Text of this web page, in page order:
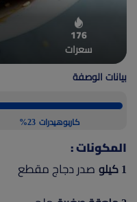
176
سعرات
بيانات الوصفة
كاربوهيدرات 23%
المكونات :
1 كيلو صدر دجاج مقطع